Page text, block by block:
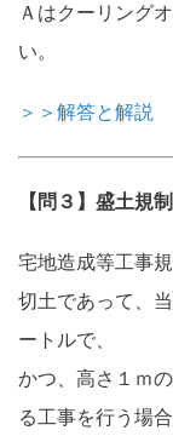
Ａはクーリング
い。
＞＞解答と解説
【問３】盛土規
宅地造成等工事
切土であって、
ートルで、
かつ、高さ１ｍ
る工事を行う場合